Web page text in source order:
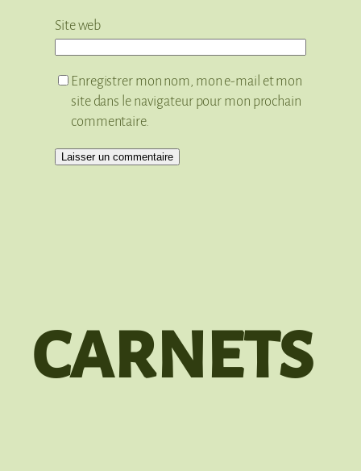
Site web
Enregistrer mon nom, mon e-mail et mon
site dans le navigateur pour mon prochain
commentaire.
carnets